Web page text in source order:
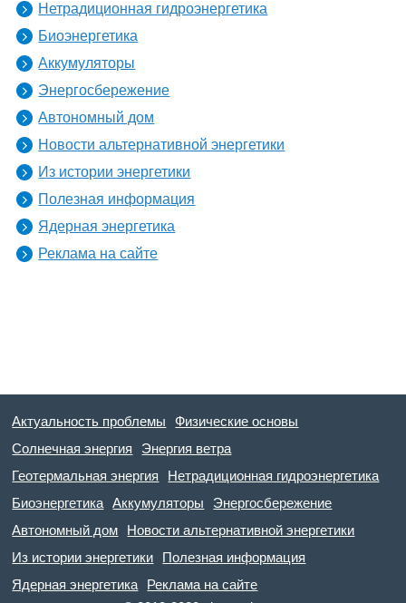
Нетрадиционная гидроэнергетика
Биоэнергетика
Аккумуляторы
Энергосбережение
Автономный дом
Новости альтернативной энергетики
Из истории энергетики
Полезная информация
Ядерная энергетика
Реклама на сайте
Актуальность проблемы
Физические основы
Солнечная энергия
Энергия ветра
Геотермальная энергия
Нетрадиционная гидроэнергетика
Биоэнергетика
Аккумуляторы
Энергосбережение
Автономный дом
Новости альтернативной энергетики
Из истории энергетики
Полезная информация
Ядерная энергетика
Реклама на сайте